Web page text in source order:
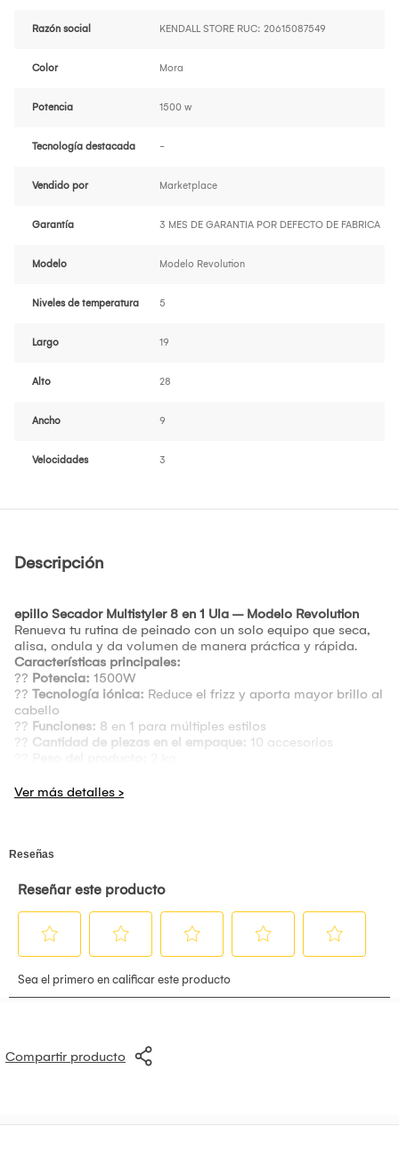
Razón social KENDALL STORE RUC: 20615087549
Color Mora
Potencia 1500 w
Tecnología destacada -
Vendido por Marketplace
Garantía 3 MES DE GARANTIA POR DEFECTO DE FABRICA
Modelo Modelo Revolution
Niveles de temperatura 5
Largo 19
Alto 28
Ancho 9
Velocidades 3
Descripción
epillo Secador Multistyler 8 en 1 Ula – Modelo Revolution
Renueva tu rutina de peinado con un solo equipo que seca,
alisa, ondula y da volumen de manera práctica y rápida.
Características principales:
?? Potencia: 1500W
?? Tecnología iónica: Reduce el frizz y aporta mayor brillo al
cabello
?? Funciones: 8 en 1 para múltiples estilos
?? Cantidad de piezas en el empaque: 10 accesorios
un solo producto.
Compartir producto